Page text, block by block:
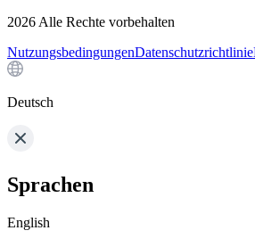
2026 Alle Rechte vorbehalten
NutzungsbedingungenDatenschutzrichtlinie
Deutsch
Sprachen
English